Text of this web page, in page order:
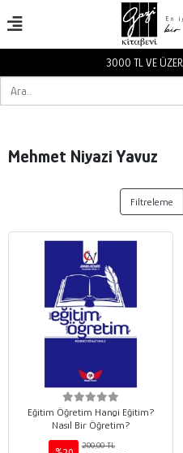
3000 TL VE
Mehmet Niyazi Yavuz
Filtreleme
Eğitim Öğretim Hangi Eğitim?
Nasıl Bir Öğretim?
200,00 TL